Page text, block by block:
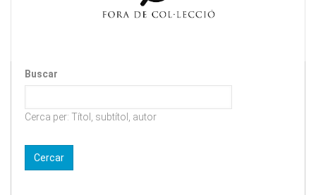
Buscar
Cerca per: Títol, subtítol, autor